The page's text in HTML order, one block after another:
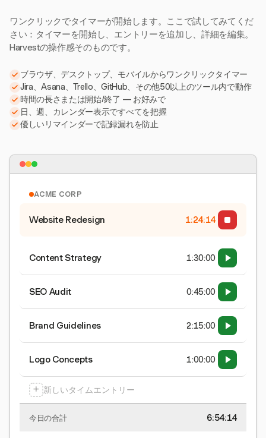
ワンクリックでタイマーが開始します。ここで試してみてくだ
さい：タイマーを開始し、エントリーを追加し、詳細を編集。
Harvestの操作感そのものです。
ブラウザ、デスクトップ、モバイルからワンクリックタイマー
Jira、Asana、Trello、GitHub、その他50以上のツール内で動作
時間の長さまたは開始/終了 — お好みで
日、週、カレンダー表示ですべてを把握
優しいリマインダーで記録漏れを防止
ACME CORP
Website Redesign 1:24:15
Content Strategy 1:30:00
SEO Audit 0:45:00
Brand Guidelines 2:15:00
Logo Concepts 1:00:00
+ 新しいタイムエントリー
今日の合計 6:54:15